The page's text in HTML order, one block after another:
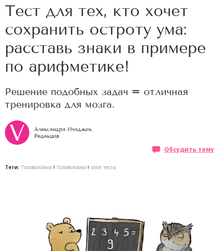
Тест для тех, кто хочет
сохранить остроту ума:
расставь знаки в примере
по арифметике!
Решение подобных задач = отличная
тренировка для мозга.
Александра Ичаджик
Редакция
Обсудить тему
Теги: Головоломки Головоломка voice тесты